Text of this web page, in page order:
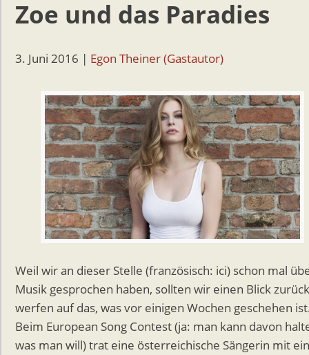
Zoe und das Paradies
3. Juni 2016 | Egon Theiner (Gastautor)
Weil wir an dieser Stelle (französisch: ici) schon mal
Musik gesprochen haben, sollten wir einen Blick zurück
werfen auf das, was vor einigen Wochen geschehen
Beim European Song Contest (ja: man kann davon
was man will) trat eine österreichische Sängerin mit